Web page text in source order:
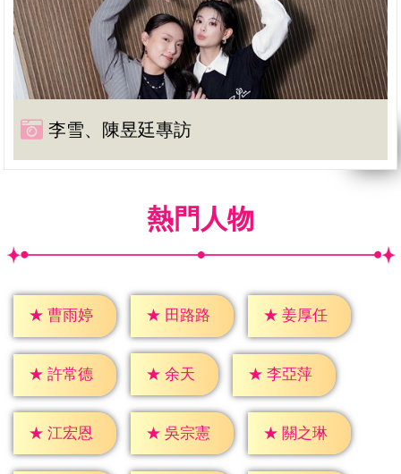
李雪、陳昱廷專訪
熱門人物
★ 曹雨婷 ★ 田路路 ★ 姜厚任
★ 許常德 ★ 余天 ★ 李亞萍
★ 江宏恩 ★ 吳宗憲 ★ 關之琳